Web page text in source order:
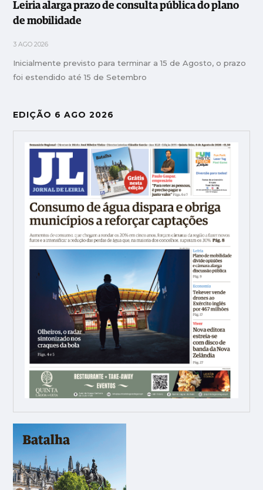
Leiria alarga prazo de consulta pública do plano
de mobilidade
3 AGO 2026
Inicialmente previsto para terminar a 15 de Agosto, o prazo
foi estendido até 15 de Setembro
EDIÇÃO 6 AGO 2026